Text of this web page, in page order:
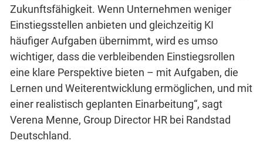
Zukunftsfähigkeit. Wenn Unternehmen weniger
Einstiegsstellen anbieten und gleichzeitig KI
häufiger Aufgaben übernimmt, wird es umso
wichtiger, dass die verbleibenden Einstiegsrollen
eine klare Perspektive bieten – mit Aufgaben, die
Lernen und Weiterentwicklung ermöglichen, und mit
einer realistisch geplanten Einarbeitung“, sagt
Verena Menne, Group Director HR bei Randstad
Deutschland.